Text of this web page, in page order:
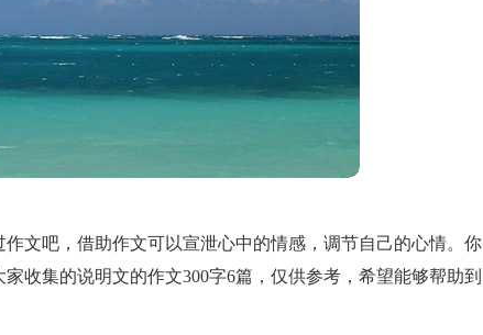
文吧，借助作文可以宣泄心中的情感，调节自己的心情。你
收集的说明文的作文300字6篇，仅供参考，希望能够帮助到